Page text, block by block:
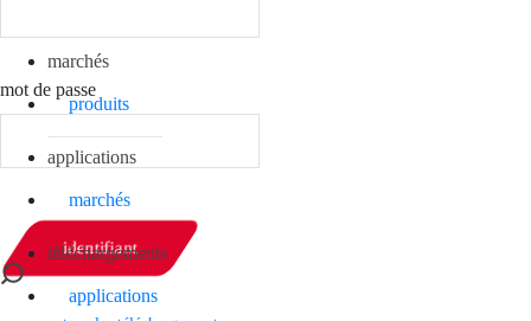
marchés
applications
téléchargements
produits
marchés
applications
mot de passe
identifiant